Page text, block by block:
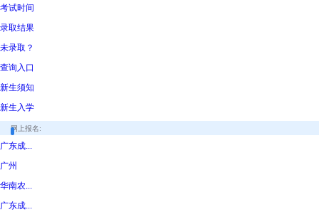
考试时间
录取结果
未录取？
查询入口
新生须知
新生入学
网上报名:
广东成...
广州
华南农...
广东成...